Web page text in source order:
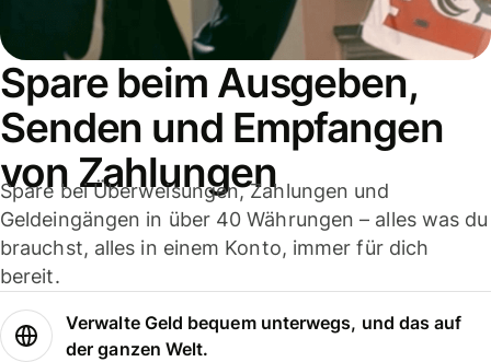
Spare beim Ausgeben,
Senden und Empfangen
von Zahlungen
Spare bei Überweisungen, Zahlungen und
Geldeingängen in über 40 Währungen – alles was du
brauchst, alles in einem Konto, immer für dich
bereit.
Verwalte Geld bequem unterwegs, und das auf
der ganzen Welt.